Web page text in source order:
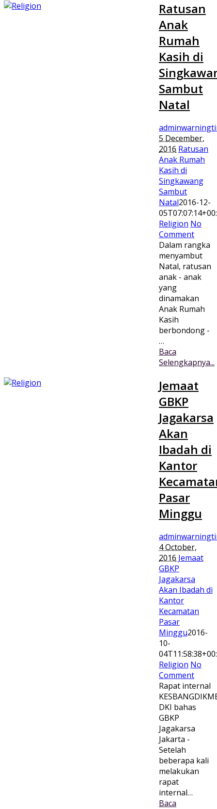
Ratusan
Anak
Rumah
Kasih di
Sambut
Natal
5 December,
2016 Ratusan
Anak Rumah
Kasih di
Singkawang
Sambut
Natal2016-12-
Religion No
Comment
Dalam rangka
menyambut
Natal, ratusan
anak - anak
yang
dinamakan
Anak Rumah
Kasih
berbondong -
…
Baca
Selengkapnya...
Jemaat
GBKP
Jagakarsa
Akan
Ibadah di
Kantor
Pasar
Minggu
4 October,
2016 Jemaat
GBKP
Jagakarsa
Akan Ibadah di
Kantor
Kecamatan
Pasar
Minggu2016-
10-
Religion No
Comment
Rapat internal
DKI bahas
GBKP
Jagakarsa
Jakarta -
Setelah
beberapa kali
melakukan
rapat
internal…
Baca